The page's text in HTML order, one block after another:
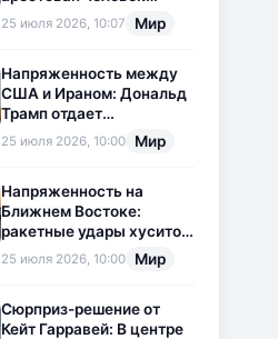
китайского
происхождения
25 июля 2026, 10:07 Мир
Напряженность между
США и Ираном: Дональд
Трамп отдает
предпочтение
дипломатии
25 июля 2026, 10:00 Мир
Напряженность на
Ближнем Востоке:
ракетные удары хуситов
по Саудовской Аравии
загоняют ситуацию в
25 июля 2026, 10:00 Мир
Сюрприз-решение от
Кейт Гарравей: В центре